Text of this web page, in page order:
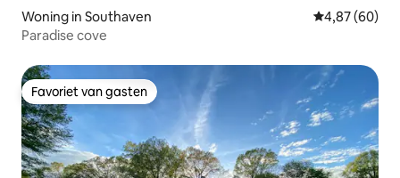
Woning in Southaven Gemiddelde
4,87 (60)
Paradise cove
Favoriet van gasten
Favoriet van gasten